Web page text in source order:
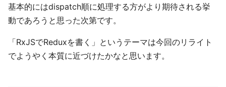
基本的にはdispatch順に処理する方がより期待される挙
動であろうと思った次第です。
「RxJSでReduxを書く」というテーマは今回のリライト
でようやく本質に近づけたかなと思います。